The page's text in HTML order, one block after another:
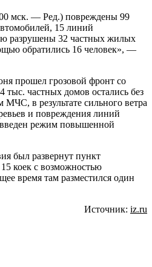
мск. — Ред.) повреждены 99
15 линий
разрушены 32 частных жилых
обратились 16 человек», —
прошел грозовой фронт со
тыс. частных домов остались без
в результате сильного ветра
и повреждения линий
введен режим повышенной
был развернут пункт
коек с возможностью
время там разместился один
Источник: iz.ru